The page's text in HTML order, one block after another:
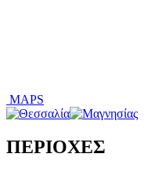
MAPS
ΠΕΡΙΟΧΕΣ